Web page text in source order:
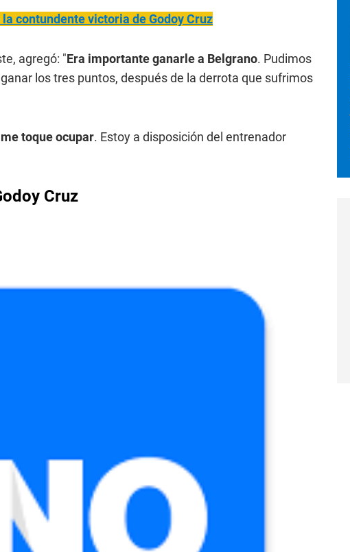
contundente victoria de Godoy Cruz
agregó: "Era importante ganarle a Belgrano. Pudimos
los tres puntos, después de la derrota que sufrimos
toque ocupar. Estoy a disposición del entrenador
Cruz